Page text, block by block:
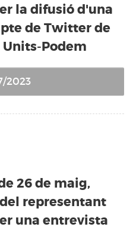
la difusió d'una
de Twitter de
Podem
2023
26 de maig,
representant
una entrevista